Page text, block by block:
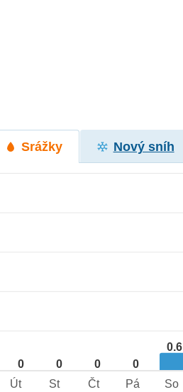
Srážky Nový sníh
0 0 0 0
0.6
Út St Čt Pá So